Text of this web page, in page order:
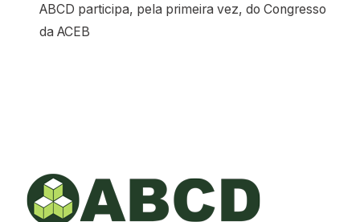
ABCD participa, pela primeira vez, do Congresso
da ACEB